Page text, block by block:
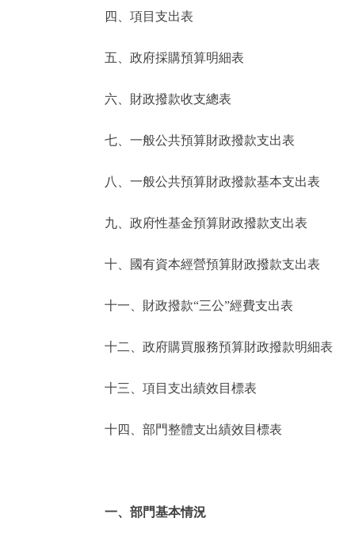
北京概況
綠色北京
ENGLISH
四、項目支出表
五、政府採購預算明細表
六、財政撥款收支總表
七、一般公共預算財政撥款支出表
八、一般公共預算財政撥款基本支出表
九、政府性基金預算財政撥款支出表
十、國有資本經營預算財政撥款支出表
十一、財政撥款“三公”經費支出表
十二、政府購買服務預算財政撥款明細表
十三、項目支出績效目標表
十四、部門整體支出績效目標表
一、部門基本情況